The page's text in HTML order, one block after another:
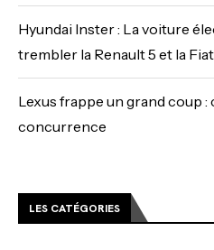
Hyundai Inster : La voiture
trembler la Renault 5 et la
Lexus frappe un grand coup :
concurrence
LES CATÉGORIES